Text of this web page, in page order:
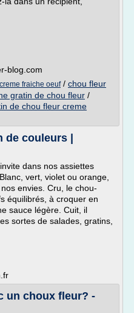
blog.com
fraiche oeuf/ chou fleur
gratin de chou fleur /
de chou fleur creme
couleurs |
dans nos assiettes
vert, violet ou orange,
envies. Cru, le chou-
équilibrés, à croquer en
sauce légère. Cuit, il
sortes de salades, gratins,
un choux fleur? -